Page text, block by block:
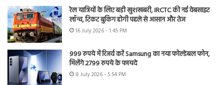
रेल यात्रियों के लिए बड़ी खुशखबरी, IRCTC की नई वेबसाइट
लॉन्च, टिकट बुकिंग होगी पहले से आसान और तेज
16 July 2026 - 1:45 PM
999 रुपये में रिजर्व करें Samsung का नया फोल्डेबल फोन,
मिलेंगे 2799 रुपये के फायदे
8 July 2026 - 5:54 PM